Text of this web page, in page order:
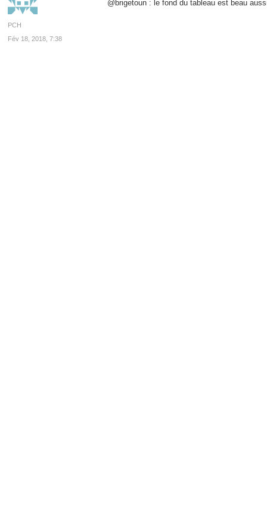
PCH
Fév 18, 2018, 7:38
@brigetoun : le fond du tableau est beau